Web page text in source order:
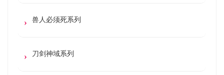
兽人必须死系列
刀剑神域系列